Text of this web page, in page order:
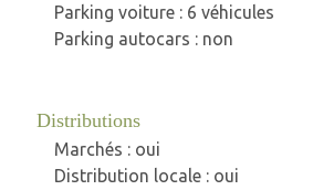
Parking voiture : 6 véhicules
Parking autocars : non
Distributions
Marchés : oui
Distribution locale : oui